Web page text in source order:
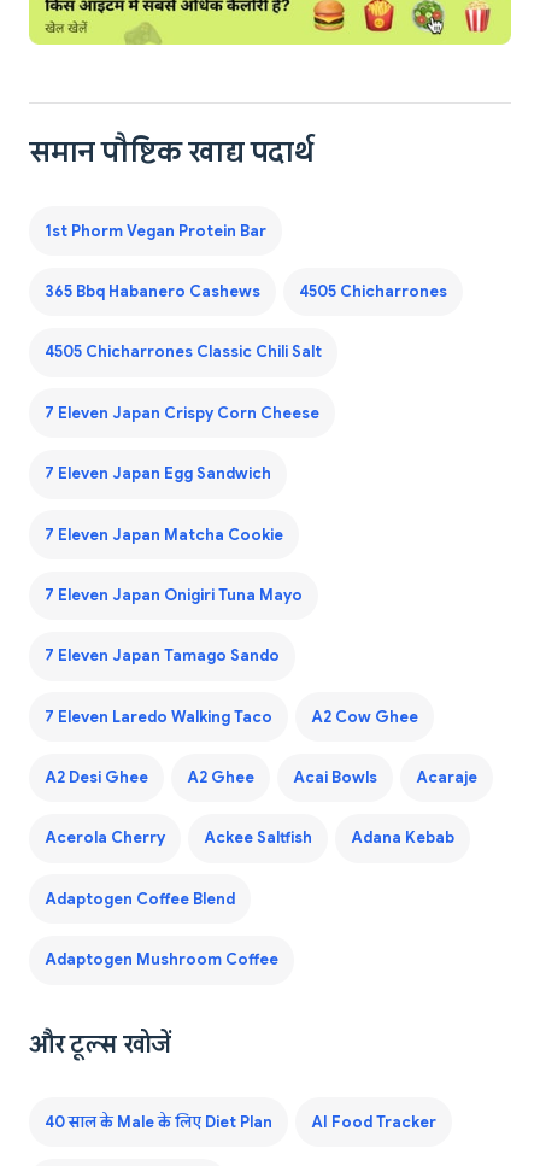
समान पौष्टिक खाद्य पदार्थ
1st Phorm Vegan Protein Bar
365 Bbq Habanero Cashews 4505 Chicharrones
4505 Chicharrones Classic Chili Salt
7 Eleven Japan Crispy Corn Cheese
7 Eleven Japan Egg Sandwich
7 Eleven Japan Matcha Cookie
7 Eleven Japan Onigiri Tuna Mayo
7 Eleven Japan Tamago Sando
7 Eleven Laredo Walking Taco A2 Cow Ghee
A2 Desi Ghee A2 Ghee Acai Bowls Acaraje
Acerola Cherry Ackee Saltfish Adana Kebab
Adaptogen Coffee Blend
Adaptogen Mushroom Coffee
और टूल्स खोजें
40 साल के Male के लिए Diet Plan AI Food Tracker